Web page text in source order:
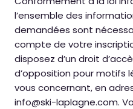
l’ensemble des
demandées sont
compte de votre
disposez d’un droit
d’opposition pour motifs
vous concernant, en
info@ski-laplagne.com.